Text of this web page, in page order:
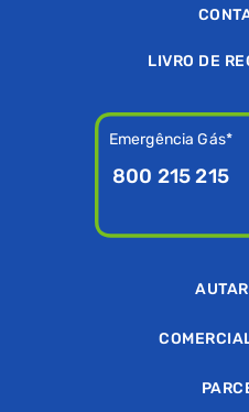
LIVRO DE
Emergência Gás*
800 215 215